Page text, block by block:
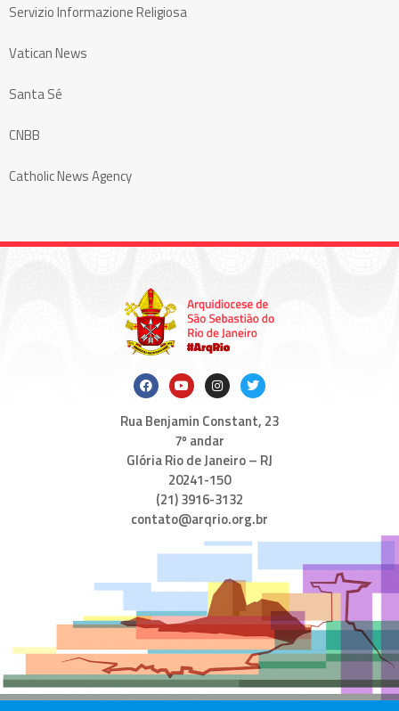
Servizio Informazione Religiosa
Vatican News
Santa Sé
CNBB
Catholic News Agency
Rua Benjamin Constant, 23
7º andar
Glória Rio de Janeiro – RJ
20241-150
(21) 3916-3132
contato@arqrio.org.br